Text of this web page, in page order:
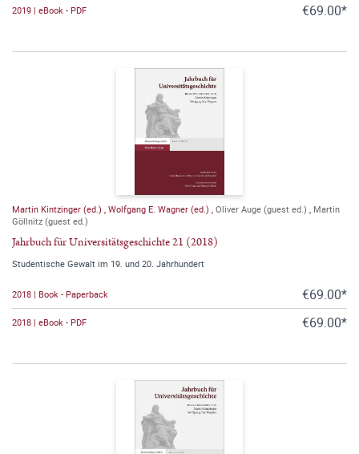
2019 | eBook - PDF €69.00*
Martin Kintzinger (ed.) Wolfgang E. Wagner (ed.) Oliver Auge (guest ed.)
Martin
Göllnitz (guest ed.)
Jahrbuch für Universitätsgeschichte 21 (2018)
Studentische Gewalt im 19. und 20. Jahrhundert
2018 | Book - Paperback €69.00*
2018 | eBook - PDF €69.00*